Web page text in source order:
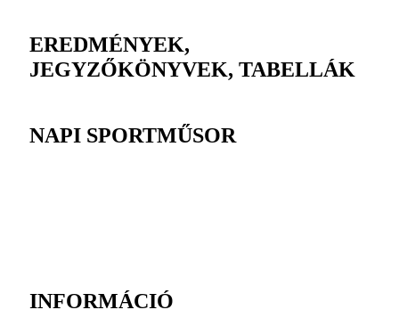
EREDMÉNYEK,
JEGYZŐKÖNYVEK, TABELLÁK
NAPI SPORTMŰSOR
INFORMÁCIÓ